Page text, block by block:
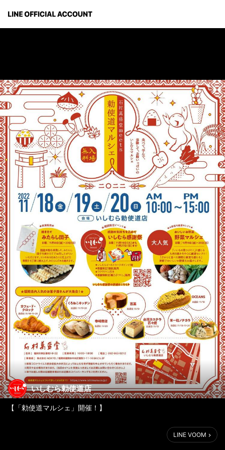
いしむら勅使道店
【「勅使道マルシェ」開催！】
いしむら勅使道店では、11月18日（金）～20日（日）の3日間、
「石村萬盛堂プレゼンツ 秋のスイーツ祭り『うちの一品はこれ
LINE VOOM